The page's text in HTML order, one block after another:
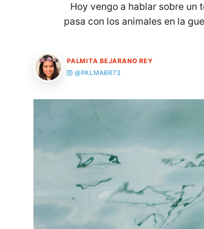
Hoy vengo a hablar sobre un
pasa con los animales en la
PALMITA BEJARANO REY
@PALMABR73